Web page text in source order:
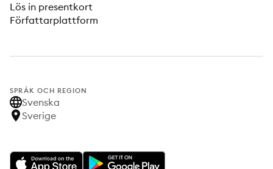
Lös in presentkort
Författarplattform
SPRÅK OCH REGION
Svenska
Sverige